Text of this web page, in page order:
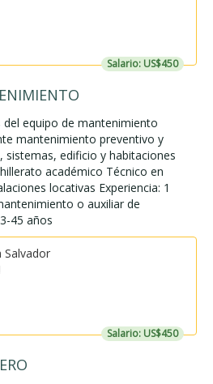
Salario: US$450
del equipo de mantenimiento
mantenimiento preventivo y
sistemas, edificio y habitaciones
académico Técnico en
locativas Experiencia: 1
o auxiliar de
45 años
Salvador
Salario: US$450